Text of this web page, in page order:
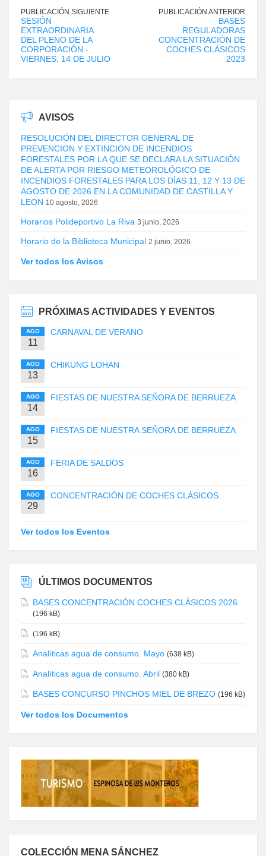
PUBLICACIÓN SIGUIENTE
SESIÓN
EXTRAORDINARIA
DEL PLENO DE LA
CORPORACIÓN.-
VIERNES, 14 DE JULIO
PUBLICACIÓN ANTERIOR
BASES
REGULADORAS
CONCENTRACIÓN DE
COCHES CLÁSICOS
2023
AVISOS
RESOLUCIÓN DEL DIRECTOR GENERAL DE
PREVENCION Y EXTINCION DE INCENDIOS
FORESTALES POR LA QUE SE DECLARA LA SITUACIÓN
DE ALERTA POR RIESGO METEOROLÓGICO DE
INCENDIOS FORESTALES PARA LOS DÍAS 11, 12 Y 13 DE
AGOSTO DE 2026 EN LA COMUNIDAD DE CASTILLA Y
LEON 10 agosto, 2026
Horarios Polideportivo La Riva 3 junio, 2026
Horario de la Biblioteca Municipal 2 junio, 2026
Ver todos los Avisos
PRÓXIMAS ACTIVIDADES Y EVENTOS
AGO
11
CARNAVAL DE VERANO
AGO
13
CHIKUNG LOHAN
AGO
14
FIESTAS DE NUESTRA SEÑORA DE BERRUEZA
AGO
15
FIESTAS DE NUESTRA SEÑORA DE BERRUEZA
AGO
16
FERIA DE SALDOS
AGO
29
CONCENTRACIÓN DE COCHES CLÁSICOS
Ver todos los Eventos
ÚLTIMOS DOCUMENTOS
BASES CONCENTRACIÓN COCHES CLÁSICOS 2026
(196 kB)
(196 kB)
Analíticas agua de consumo. Mayo (638 kB)
Analíticas agua de consumo. Abril (380 kB)
BASES CONCURSO PINCHOS MIEL DE BREZO (196 kB)
Ver todos los Documentos
COLECCIÓN MENA SÁNCHEZ